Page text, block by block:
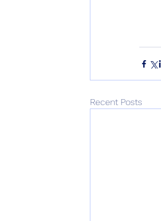
Recent Posts